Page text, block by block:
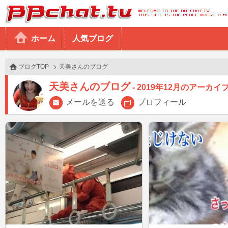
BBchatTV
ホーム 人気ブログ
ブログTOP 天美さんのブログ
天美さんのブログ
2019年12月のアーカイ
メールを送る
プロフィール